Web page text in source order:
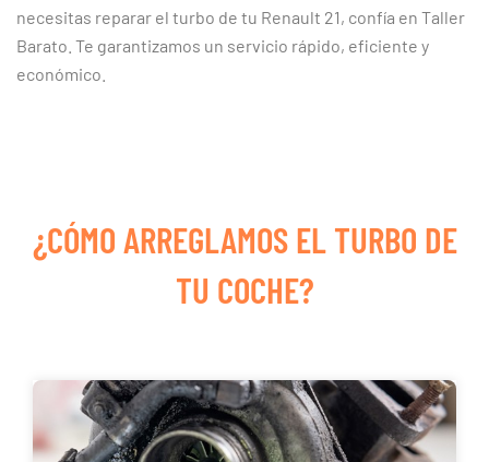
necesitas reparar el turbo de tu Renault 21, confía en Taller
Barato. Te garantizamos un servicio rápido, eficiente y
económico.
¿CÓMO ARREGLAMOS EL TURBO DE
TU COCHE?